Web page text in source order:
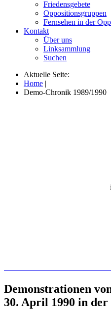
Friedensgebete
Oppositionsgruppen
Fernsehen in der
Kontakt
Über uns
Linksammlung
Suchen
Aktuelle Seite:
Home |
Demo-Chronik 1989/1990
Demonstrationen
30. April 1990 in der